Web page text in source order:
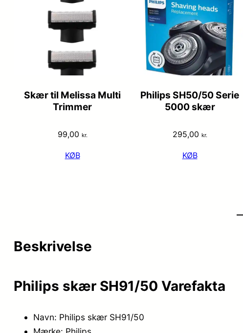
Skær til Melissa Multi
Trimmer
99,00 kr.
KØB
Philips SH50/50 Serie
5000 skær
295,00 kr.
KØB
Beskrivelse
Philips skær SH91/50 Varefakta
Navn: Philips skær SH91/50